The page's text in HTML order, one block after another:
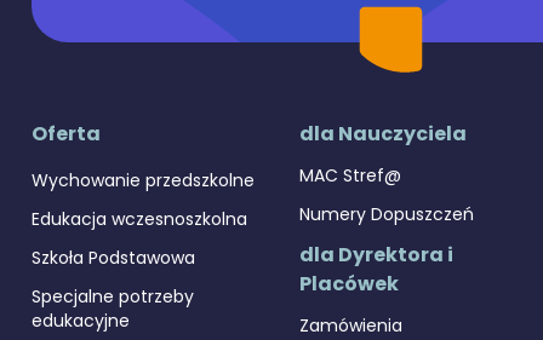
Oferta
Wychowanie przedszkolne
Edukacja wczesnoszkolna
Szkoła Podstawowa
Specjalne potrzeby
edukacyjne
dla Nauczyciela
MAC Stref@
Numery Dopuszczeń
dla Dyrektora i
Placówek
Zamówienia